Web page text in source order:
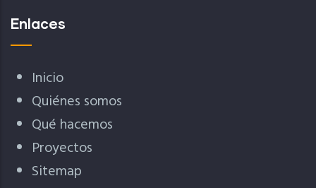
Enlaces
Inicio
Quiénes somos
Qué hacemos
Proyectos
Sitemap